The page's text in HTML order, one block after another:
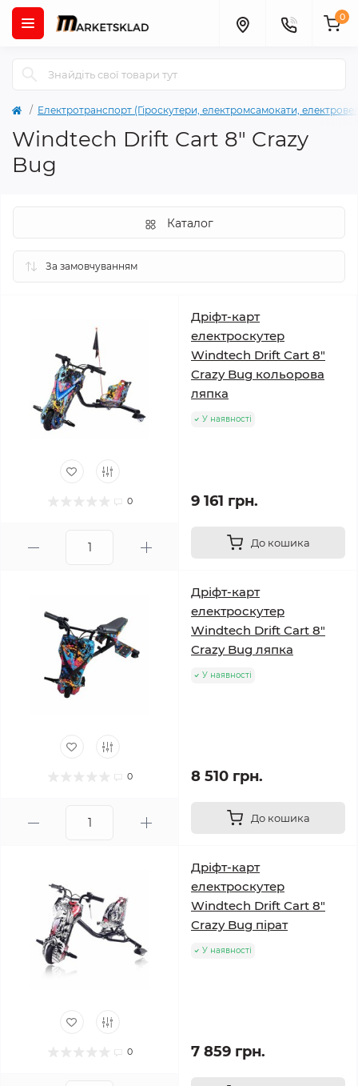
0
Електротранспорт (Гіроскутери, електромсамокати,
Windtech Drift Cart 8″ Crazy
Bug
Каталог
0
Дріфт-карт
електроскутер
Windtech Drift Cart 8″
Crazy Bug кольорова
ляпка
У наявності
9 161 грн.
До кошика
0
Дріфт-карт
електроскутер
Windtech Drift Cart 8″
Crazy Bug ляпка
У наявності
8 510 грн.
До кошика
0
Дріфт-карт
електроскутер
Windtech Drift Cart 8″
Crazy Bug пірат
У наявності
7 859 грн.